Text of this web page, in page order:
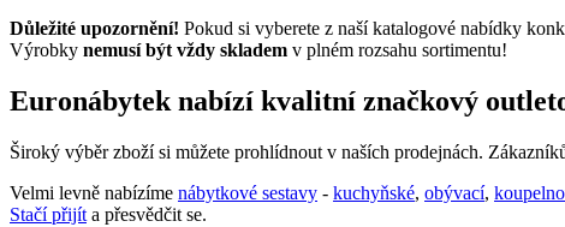
Důležité upozornění! Pokud si vyberete z naší katalogové nabídky
Výrobky nemusí být vždy skladem v plném rozsahu sortimentu!
Euronábytek nabízí kvalitní značkový
Široký výběr zboží si můžete prohlídnout v naších prodejnách.
Velmi levně nabízíme nábytkové sestavy - kuchyňské, obývací,
Stačí přijít a přesvědčit se.